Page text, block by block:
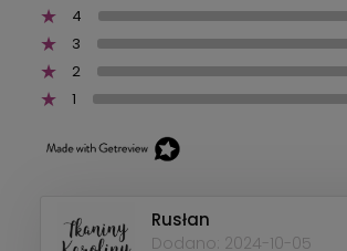
4
3
2
1
Rusłan
Dodano: 2024-10-05